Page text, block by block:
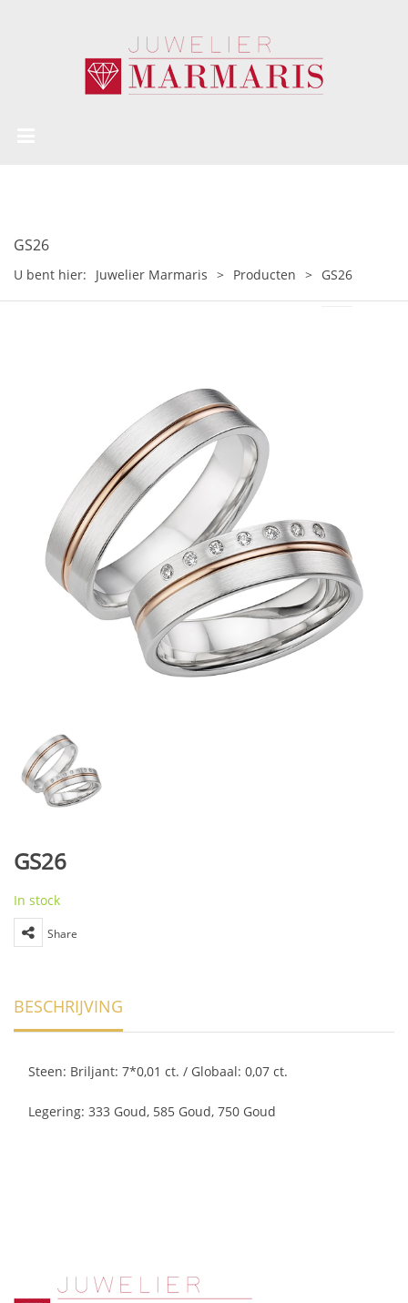
GS26
U bent hier: Juwelier Marmaris > Producten > GS26
GS26
In stock
Share
BESCHRIJVING
Steen: Briljant: 7*0,01 ct. / Globaal: 0,07 ct.
Legering: 333 Goud, 585 Goud, 750 Goud